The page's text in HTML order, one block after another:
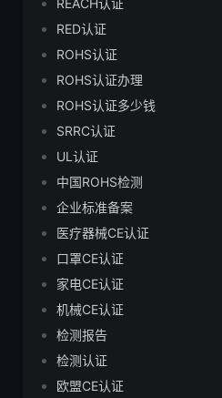
REACH认证
RED认证
ROHS认证
ROHS认证办理
ROHS认证多少钱
SRRC认证
UL认证
中国ROHS检测
企业标准备案
医疗器械CE认证
口罩CE认证
家电CE认证
机械CE认证
检测报告
检测认证
欧盟CE认证